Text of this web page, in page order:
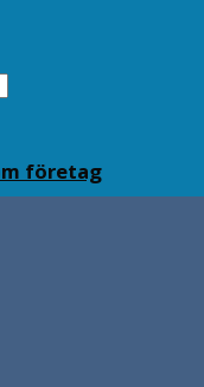
företag